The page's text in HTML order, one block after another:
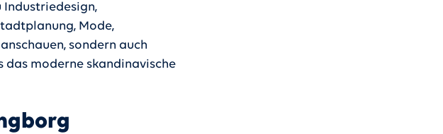
Industriedesign,
Mode,
sondern auch
das moderne skandinavische